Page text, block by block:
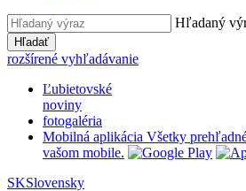
Hľadaný
Hľadať
rozšírené vyhľadávanie
Ľubietovské
noviny
fotogaléria
Mobilná aplikácia Všetky
vašom mobile.
SKSlovensky